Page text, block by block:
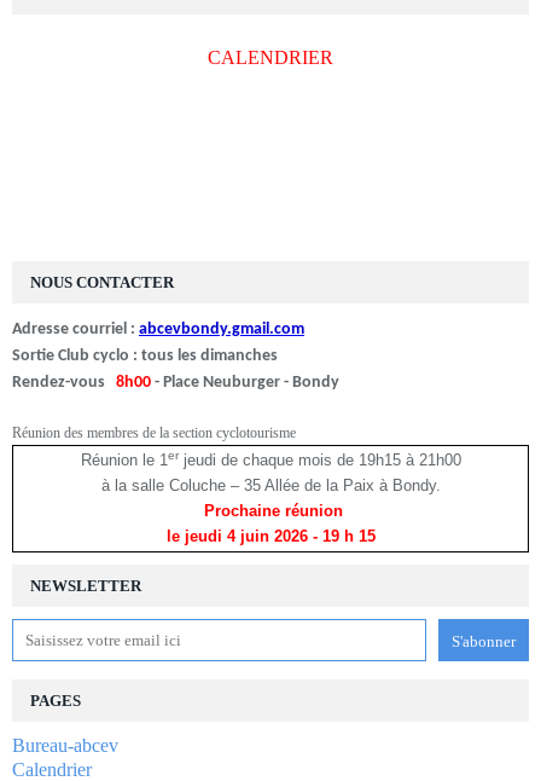
NEWSLETTER
PAGES
Bureau-abcev
Calendrier
CALENDRIER
NOUS CONTACTER
Adresse courriel : abcevbondy.gmail.com
Sortie Club cyclo : tous les dimanches
Rendez-vous 8h00 - Place Neuburger - Bondy
Réunion des membres de la section cyclotourisme
Réunion le 1erjeudi de chaque mois de 19h15 à 21h00
à la salle Coluche – 35 Allée de la Paix à Bondy.
Prochaine réunion
le jeudi 4 juin 2026 - 19 h 15